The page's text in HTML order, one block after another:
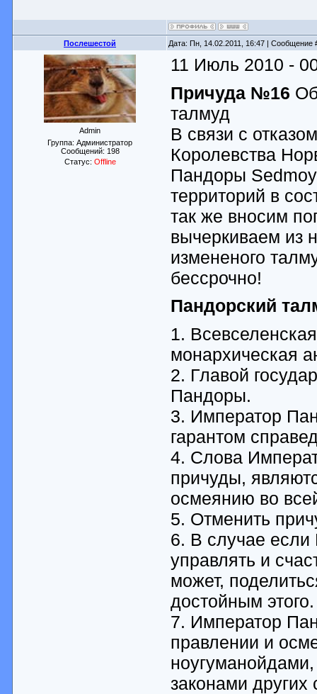
Послешестой Дата: Пн, 14.02.2011, 16:47 | Сообщение
Admin
Группа: Администратор
Сообщений: 198
Статус: Offline
11 Июль 2010 -
Причуда №16
талмуд
В связи с
Королевства
Пандоры
территорий в
так же вносим
вычеркиваем из
измененого
бессрочно!
Пандорский
1.
монархическая
2. Главой
Пандоры.
3. Император
гарантом
4. Слова
причуды,
осмеянию во
5. Отменить
6. В случае если
управлять и
может,
достойным этого.
7. Император
правлении и
законами других